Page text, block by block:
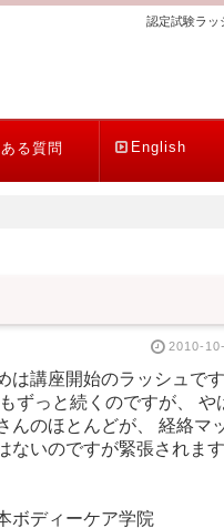
認定試験ラッ
る質問 English
2010-
は講座開始のラッシュです
ずっと続くのですが、 や
んのほとんどが、 経絡マ
いのですが緊張されます
学院